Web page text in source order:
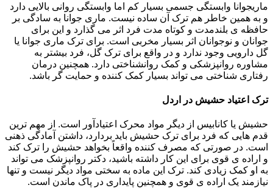
ماریجوانا وابستگی جسمی بسیار کم اما وابستگی روانی بالایی دارد
و به همین خاطر هم ترک آن ساده نیست. ماری جوانا به سادگی بر
حافظه ی بلندمدت و کوتاه مدت فرد اثر می گذارد و این برای
جوانان و نوجوانان اثر بسیار مخربی است. برای ترک ماری جوانا یا
گل دارویی وجود ندارد و در واقع برای ترک گل، فرد بیشتر به
مشاوره روانپزشکی و کمک روانشناختی دارد. همچنین درمان
رفتاری شناختی می تواند بسیار کمک کننده و حمایت گر باشد.
ترک اعتیاد حشیش در اردل
حشیش یا کانابیس از دیگر مواد محرک اعتیادآور است. از مهم ترین
قدم هایی که فرد برای ترک حشیش باید بردارد، داشتن آمادگی ذهنی
است. در صورتی که مصرف کننده واقعاً بخواهد حشیش را ترک کند
و اراده ی قوی برای این کار داشته باشید، دکتر روانپزشک می تواند
به او کمک زیادی کند. ترک این ماده به سختی مواد دیگر نیست و تنها
نیازمند یک اراده ی قوی و همچنین پایداری در پاک ماندن است.